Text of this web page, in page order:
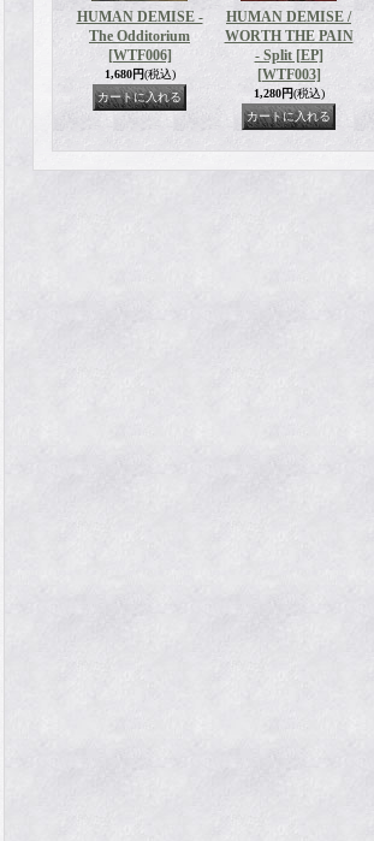
HUMAN DEMISE -
The Odditorium
[WTF006]
1,680円(税込)
HUMAN DEMISE /
WORTH THE PAIN
- Split [EP]
[WTF003]
1,280円(税込)